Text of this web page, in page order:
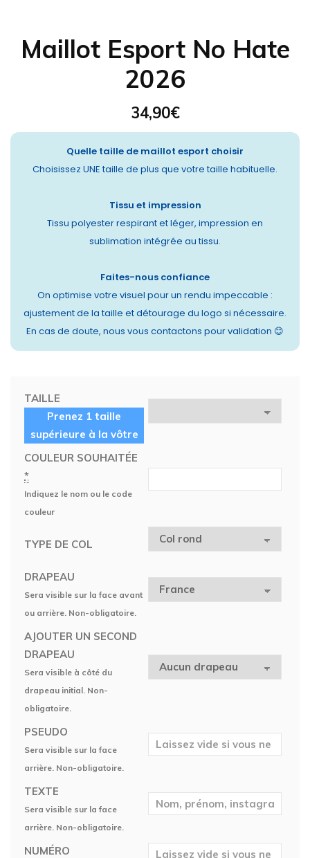
Maillot Esport No Hate
2026
34,90€
Quelle taille de maillot esport choisir
Choisissez UNE taille de plus que votre taille habituelle.
Tissu et impression
Tissu polyester respirant et léger, impression en
sublimation intégrée au tissu.
Faites-nous confiance
On optimise votre visuel pour un rendu impeccable :
ajustement de la taille et détourage du logo si nécessaire.
En cas de doute, nous vous contactons pour validation 😊
TAILLE
Prenez 1 taille
supérieure à la vôtre
COULEUR SOUHAITÉE
*
Indiquez le nom ou le code
couleur
TYPE DE COL
DRAPEAU
Sera visible sur la face avant
ou arrière. Non-obligatoire.
AJOUTER UN SECOND
DRAPEAU
Sera visible à côté du
drapeau initial. Non-
obligatoire.
PSEUDO
Sera visible sur la face
arrière. Non-obligatoire.
TEXTE
Sera visible sur la face
arrière. Non-obligatoire.
NUMÉRO